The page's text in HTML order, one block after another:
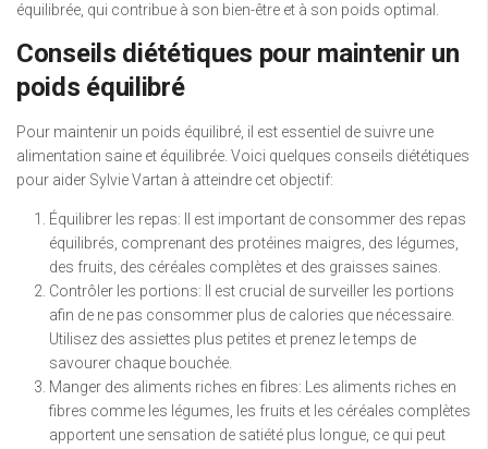
équilibrée, qui contribue à son bien-être et à son poids optimal.
Conseils diététiques pour maintenir un
poids équilibré
Pour maintenir un poids équilibré, il est essentiel de suivre une
alimentation saine et équilibrée. Voici quelques conseils diététiques
pour aider Sylvie Vartan à atteindre cet objectif:
Équilibrer les repas: Il est important de consommer des repas
équilibrés, comprenant des protéines maigres, des légumes,
des fruits, des céréales complètes et des graisses saines.
Contrôler les portions: Il est crucial de surveiller les portions
afin de ne pas consommer plus de calories que nécessaire.
Utilisez des assiettes plus petites et prenez le temps de
savourer chaque bouchée.
Manger des aliments riches en fibres: Les aliments riches en
fibres comme les légumes, les fruits et les céréales complètes
apportent une sensation de satiété plus longue, ce qui peut